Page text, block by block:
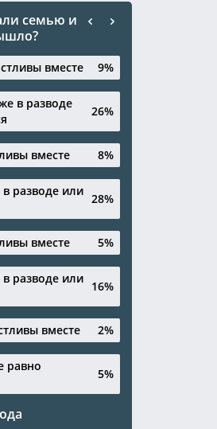
семью и
вместе 9%
вместе 9%
в разводе
26%
в разводе
26%
вместе 8%
вместе 8%
разводе или
28%
разводе или
28%
вместе 5%
вместе 5%
разводе или
16%
разводе или
16%
вместе 2%
вместе 2%
равно
5%
равно
5%